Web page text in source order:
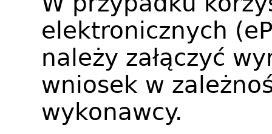
elektronicznych
należy załączyć
wniosek w
wykonawcy.